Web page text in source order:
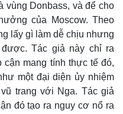
Multimedia
Video
Ảnh
E-Magazine
Infographic
vùng Donbass, và để cho
của Moscow. Theo
lấy gì làm dễ chịu nhưng
Tác giả này chỉ ra
cận mang tính thực tế đó,
một đại diện ủy nhiệm
trang với Nga. Tác giả
đó tạo ra nguy cơ nổ ra